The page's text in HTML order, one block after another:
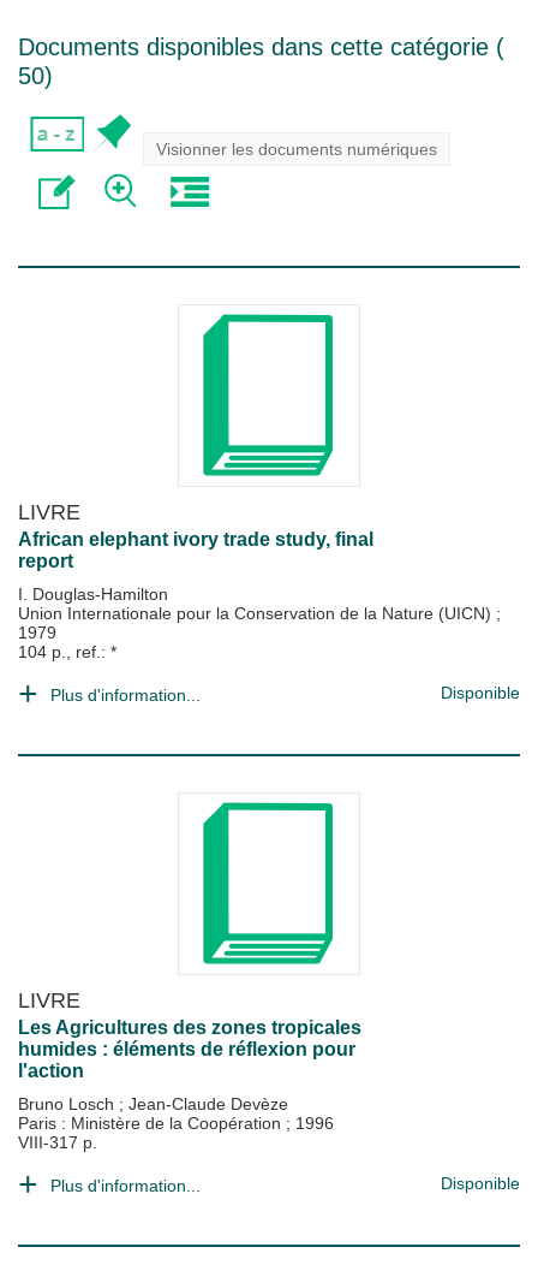
Documents disponibles dans cette catégorie (
50)
Visionner les documents numériques
LIVRE
African elephant ivory trade study, final
report
I. Douglas-Hamilton
Union Internationale pour la Conservation de la Nature (UICN) ;
1979
104 p., ref.: *
Plus d'information... Disponible
LIVRE
Les Agricultures des zones tropicales
humides : éléments de réflexion pour
l'action
Bruno Losch ; Jean-Claude Devèze
Paris : Ministère de la Coopération ; 1996
VIII-317 p.
Plus d'information... Disponible